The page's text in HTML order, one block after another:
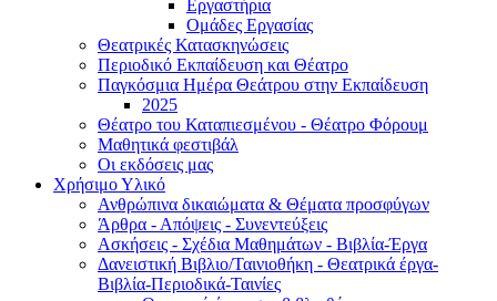
Εργαστήρια
Ομάδες Εργασίας
Θεατρικές Κατασκηνώσεις
Περιοδικό Εκπαίδευση και Θέατρο
Παγκόσμια Ημέρα Θεάτρου στην Εκπαίδευση
2025
Θέατρο του Καταπιεσμένου - Θέατρο Φόρουμ
Μαθητικά φεστιβάλ
Οι εκδόσεις μας
Χρήσιμο Υλικό
Ανθρώπινα δικαιώματα & Θέματα προσφύγων
Άρθρα - Απόψεις - Συνεντεύξεις
Ασκήσεις - Σχέδια Μαθημάτων - Βιβλία-Έργα
Δανειστική Βιβλιο/Ταινιοθήκη - Θεατρικά έργα-
Βιβλία-Περιοδικά-Ταινίες